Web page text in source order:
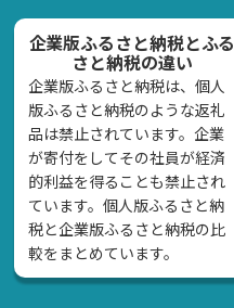
企業版ふるさと納税とふる
さと納税の違い
企業版ふるさと納税は、個人
版ふるさと納税のような返礼
品は禁止されています。企業
が寄付をしてその社員が経済
的利益を得ることも禁止され
ています。個人版ふるさと納
税と企業版ふるさと納税の比
較をまとめています。